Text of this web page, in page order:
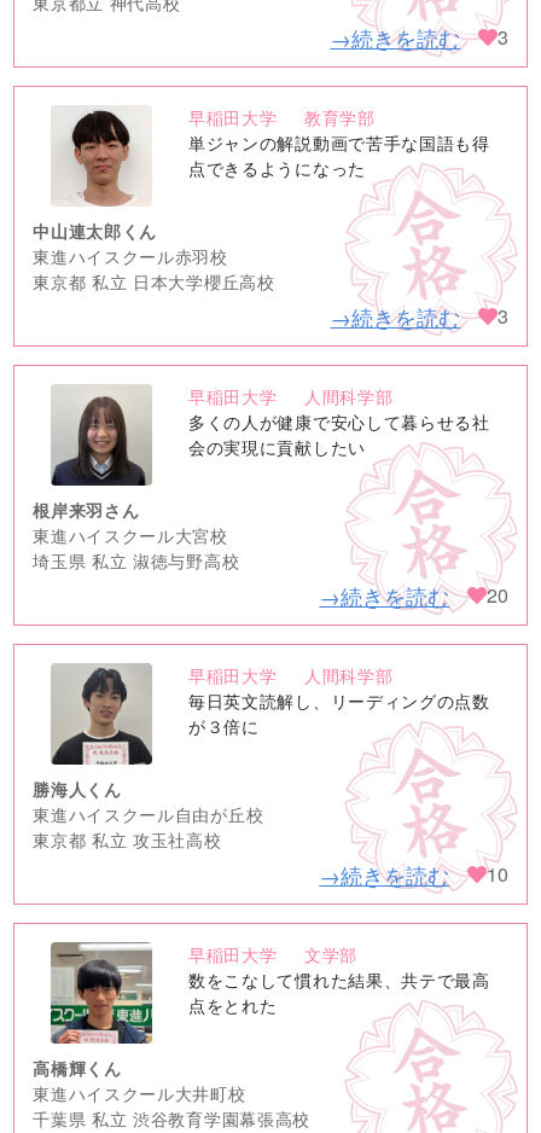
→続きを読む 3
no
image
早稲田大学
教育学部
単ジャンの解説動画で苦手な国語も得
点できるようになった
中山連太郎くん
東進ハイスクール赤羽校
東京都 私立 日本大学櫻丘高校
→続きを読む 3
no
image
早稲田大学
人間科学部
多くの人が健康で安心して暮らせる社
会の実現に貢献したい
根岸来羽さん
東進ハイスクール大宮校
埼玉県 私立 淑徳与野高校
→続きを読む 20
no
image
早稲田大学
人間科学部
毎日英文読解し、リーディングの点数
が３倍に
勝海人くん
東進ハイスクール自由が丘校
東京都 私立 攻玉社高校
→続きを読む 10
no
image
早稲田大学
文学部
数をこなして慣れた結果、共テで最高
点をとれた
高橋輝くん
東進ハイスクール大井町校
千葉県 私立 渋谷教育学園幕張高校